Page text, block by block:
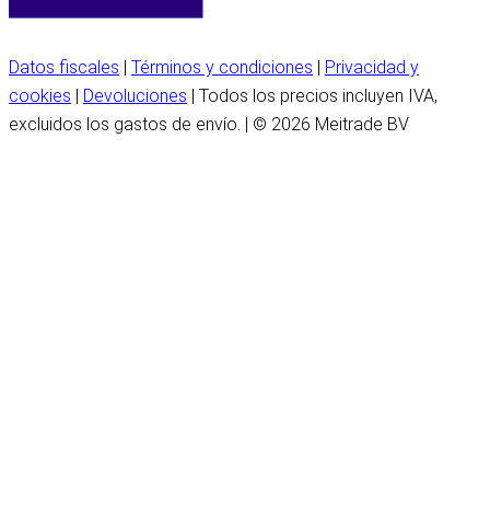
Datos fiscales Términos y condiciones
Privacidad y
cookies
Devoluciones | Todos los precios incluyen IVA,
excluidos los gastos de envío. | © 2026 Meitrade BV